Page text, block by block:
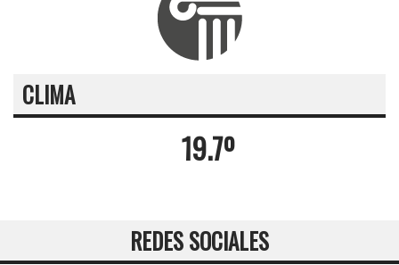
CLIMA
19.7º
REDES SOCIALES